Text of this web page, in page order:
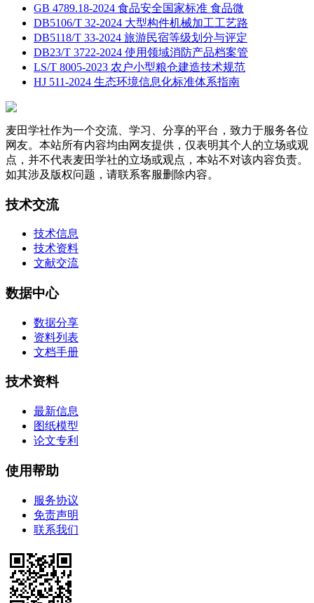
GB 4789.18-2024 食品安全国家标准 食品微
DB5106/T 32-2024 大型构件机械加工工艺路
DB5118/T 33-2024 旅游民宿等级划分与评定
DB23/T 3722-2024 使用领域消防产品档案管
LS/T 8005-2023 农户小型粮仓建造技术规范
HJ 511-2024 生态环境信息化标准体系指南
麦田学社作为一个交流、学习、分享的平台，致力于服务各位
网友。本站所有内容均由网友提供，仅表明其个人的立场或观
点，并不代表麦田学社的立场或观点，本站不对该内容负责。
如其涉及版权问题，请联系客服删除内容。
技术交流
技术信息
技术资料
文献交流
数据中心
数据分享
资料列表
文档手册
技术资料
最新信息
图纸模型
论文专利
使用帮助
服务协议
免责声明
联系我们